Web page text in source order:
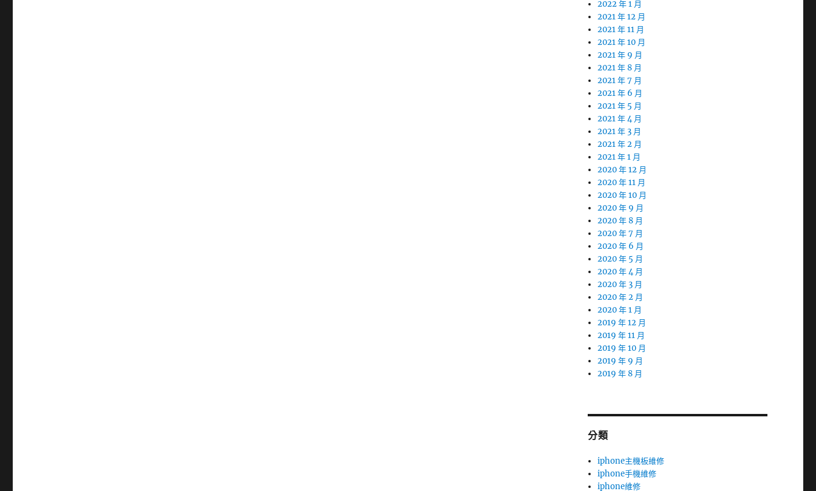
2022 年 1 月
2021 年 12 月
2021 年 11 月
2021 年 10 月
2021 年 9 月
2021 年 8 月
2021 年 7 月
2021 年 6 月
2021 年 5 月
2021 年 4 月
2021 年 3 月
2021 年 2 月
2021 年 1 月
2020 年 12 月
2020 年 11 月
2020 年 10 月
2020 年 9 月
2020 年 8 月
2020 年 7 月
2020 年 6 月
2020 年 5 月
2020 年 4 月
2020 年 3 月
2020 年 2 月
2020 年 1 月
2019 年 12 月
2019 年 11 月
2019 年 10 月
2019 年 9 月
2019 年 8 月
分類
iphone主機板維修
iphone手機維修
iphone維修